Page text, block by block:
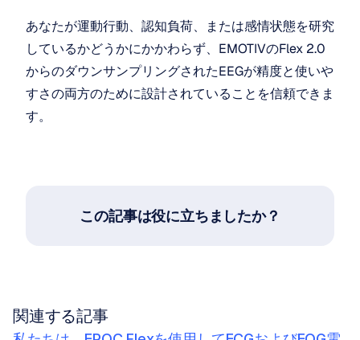
あなたが運動行動、認知負荷、または感情状態を研究
しているかどうかにかかわらず、EMOTIVのFlex 2.0
からのダウンサンプリングされたEEGが精度と使いや
すさの両方のために設計されていることを信頼できま
す。
この記事は役に立ちましたか？
関連する記事